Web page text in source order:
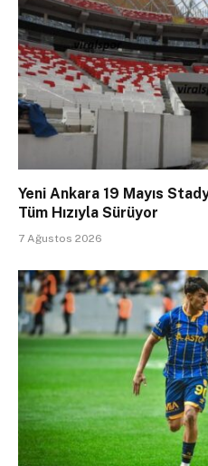
Yeni Ankara 19 Mayıs
Tüm Hızıyla Sürüyor
7 Ağustos 2026